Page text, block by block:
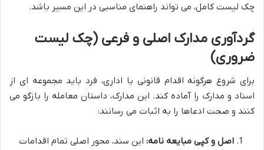
چک لیست کامل، می تواند راهنمای مناسبی در این مسیر باشد.
گردآوری مدارک اصلی و فرعی (چک لیست
ضروری)
برای شروع هرگونه اقدام قانونی یا اداری، فرد باید مجموعه ای از
اسناد و مدارک را آماده کند. این مدارک، داستان معامله را بازگو می
کنند و صحت ادعاها را به اثبات می رسانند:
اصل و کپی مبایعه نامه: این سند، محور اصلی تمام اقدامات